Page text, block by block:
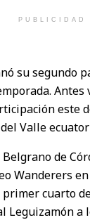
PUBLICIDAD
su segundo
Antes
este
Valle
de
Wanderers
cuarto
Leguizamón a